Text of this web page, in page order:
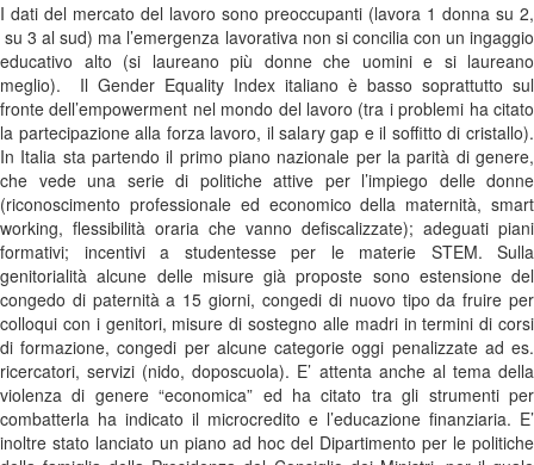
I dati del mercato del lavoro sono preoccupanti (lavora 1 donna su 2,
su 3 al sud) ma l’emergenza lavorativa non si concilia con un ingaggio
educativo alto (si laureano più donne che uomini e si laureano
meglio). Il Gender Equality Index italiano è basso soprattutto sul
fronte dell’empowerment nel mondo del lavoro (tra i problemi ha citato
la partecipazione alla forza lavoro, il salary gap e il soffitto di cristallo).
In Italia sta partendo il primo piano nazionale per la parità di genere,
che vede una serie di politiche attive per l’impiego delle donne
(riconoscimento professionale ed economico della maternità, smart
working, flessibilità oraria che vanno defiscalizzate); adeguati piani
formativi; incentivi a studentesse per le materie STEM. Sulla
genitorialità alcune delle misure già proposte sono estensione del
congedo di paternità a 15 giorni, congedi di nuovo tipo da fruire per
colloqui con i genitori, misure di sostegno alle madri in termini di corsi
di formazione, congedi per alcune categorie oggi penalizzate ad es.
ricercatori, servizi (nido, doposcuola). E’ attenta anche al tema della
violenza di genere “economica” ed ha citato tra gli strumenti per
combatterla ha indicato il microcredito e l’educazione finanziaria. E’
inoltre stato lanciato un piano ad hoc del Dipartimento per le politiche